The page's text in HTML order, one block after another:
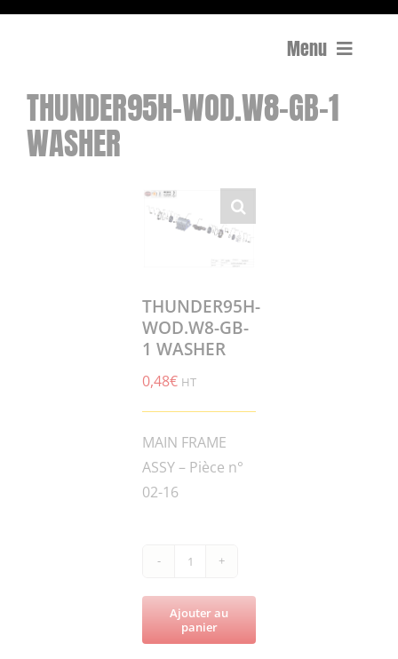
Menu
Compactage
Équipements de chantier
Surfaçage et rectification des sols
THUNDER95H-WOD.W8-GB-1
WASHER
THUNDER95H-
WOD.W8-GB-
1 WASHER
0,48€ HT
MAIN FRAME
ASSY – Pièce n°
02-16
quantité
de
THUNDER95H-
WOD.W8-
Ajouter au
panier